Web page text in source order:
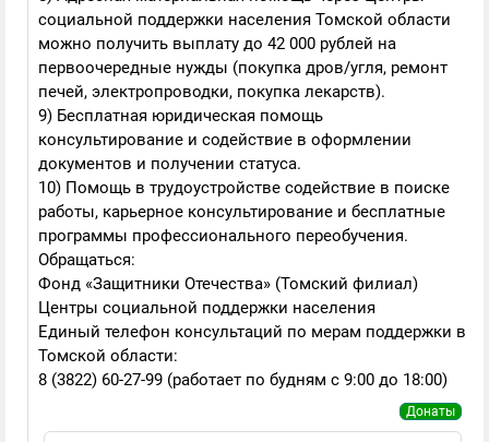
социальной поддержки населения Томской области
можно получить выплату до 42 000 рублей на
первоочередные нужды (покупка дров/угля, ремонт
печей, электропроводки, покупка лекарств).
9) Бесплатная юридическая помощь
консультирование и содействие в оформлении
документов и получении статуса.
10) Помощь в трудоустройстве содействие в поиске
работы, карьерное консультирование и бесплатные
программы профессионального переобучения.
Обращаться:
Фонд «Защитники Отечества» (Томский филиал)
Центры социальной поддержки населения
Единый телефон консультаций по мерам поддержки в
Томской области:
8 (3822) 60-27-99 (работает по будням с 9:00 до 18:00)
Донаты